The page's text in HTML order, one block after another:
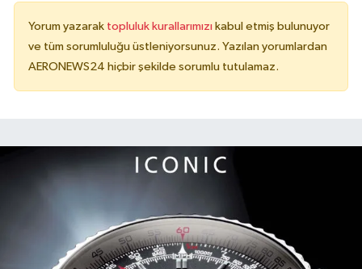
Yorum yazarak topluluk kurallarımızı kabul etmiş bulunuyor
ve tüm sorumluluğu üstleniyorsunuz. Yazılan yorumlardan
AERONEWS24 hiçbir şekilde sorumlu tutulamaz.